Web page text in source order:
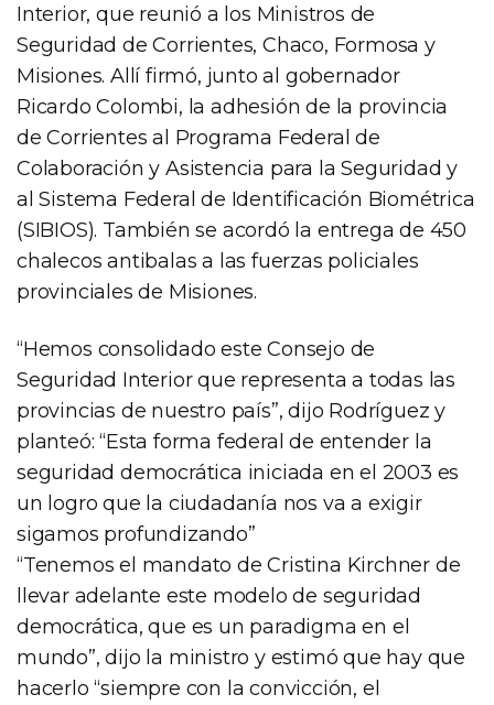
Interior, que reunió a los Ministros de
Seguridad de Corrientes, Chaco, Formosa y
Misiones. Allí firmó, junto al gobernador
Ricardo Colombi, la adhesión de la provincia
de Corrientes al Programa Federal de
Colaboración y Asistencia para la Seguridad y
al Sistema Federal de Identificación Biométrica
(SIBIOS). También se acordó la entrega de 450
chalecos antibalas a las fuerzas policiales
provinciales de Misiones.
“Hemos consolidado este Consejo de
Seguridad Interior que representa a todas las
provincias de nuestro país”, dijo Rodríguez y
planteó: “Esta forma federal de entender la
seguridad democrática iniciada en el 2003 es
un logro que la ciudadanía nos va a exigir
sigamos profundizando”
“Tenemos el mandato de Cristina Kirchner de
llevar adelante este modelo de seguridad
democrática, que es un paradigma en el
mundo”, dijo la ministro y estimó que hay que
hacerlo “siempre con la convicción, el